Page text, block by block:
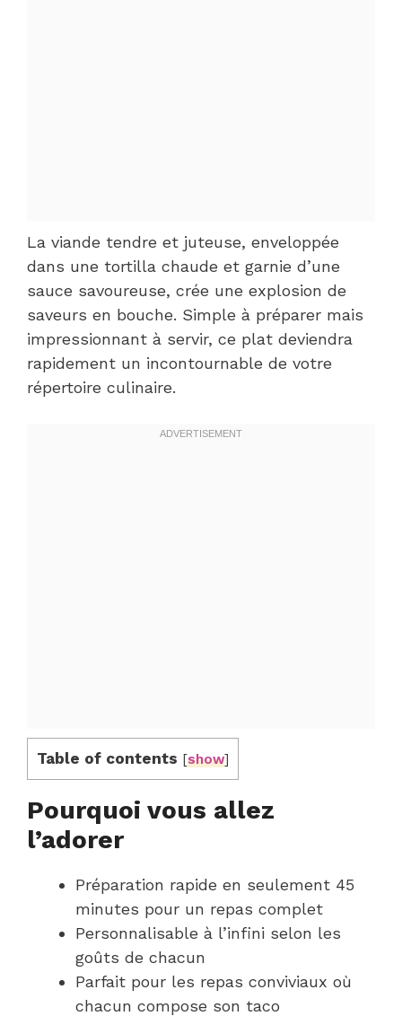
La viande tendre et juteuse, enveloppée
dans une tortilla chaude et garnie d’une
sauce savoureuse, crée une explosion de
saveurs en bouche. Simple à préparer mais
impressionnant à servir, ce plat deviendra
rapidement un incontournable de votre
répertoire culinaire.
Table of contents [show]
Pourquoi vous allez
l’adorer
Préparation rapide en seulement 45
minutes pour un repas complet
Personnalisable à l’infini selon les
goûts de chacun
Parfait pour les repas conviviaux où
chacun compose son taco